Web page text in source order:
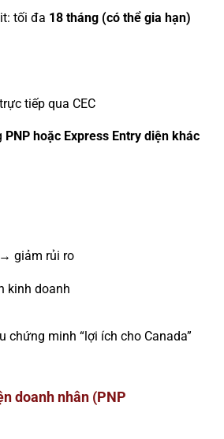
tối đa 18 tháng (có thể gia hạn)
tiếp qua CEC
PNP hoặc Express Entry diện khác
giảm rủi ro
kinh doanh
chứng minh “lợi ích cho Canada”
doanh nhân (PNP